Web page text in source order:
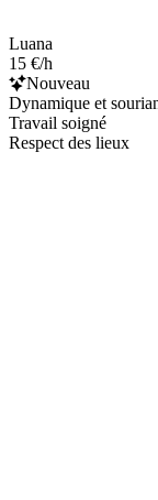
Luana
15 €/h
Nouveau
Dynamique et
Travail soigné
Respect des lieux